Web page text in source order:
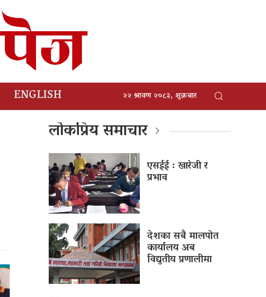
ENGLISH २२ श्रावण २०८३, शुक्रबार
लोकप्रिय समाचार
एसईई : खारेजी र
प्रभाव
देशका सबै मालपोत
कार्यालय अब
विद्युतीय प्रणालीमा